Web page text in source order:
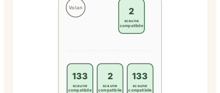
Volan 2
scaune
compatibile
133
scaune
compatibile
2
scaune
compatibile
133
scaune
compatibile